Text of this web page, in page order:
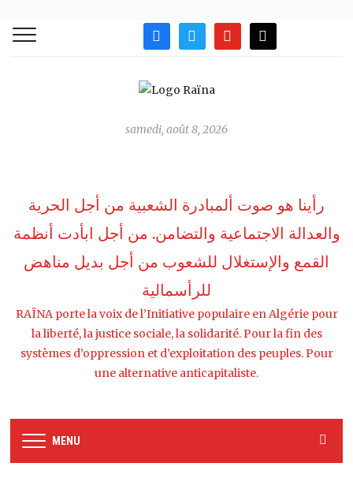
facebooktwitter youtube mail
samedi, août 8, 2026
رأينا هو صوت ألمبادرة الشعبية من أجل الحرية
والعدالة الاجتماعية والتضامن. من أجل ابأدت أنظمة
القمع واﻹستغلال للشعوب من أجل بديل مناهض
للرأسمالية
RAÏNA porte la voix de l’Initiative populaire en Algérie pour
la liberté, la justice sociale, la solidarité. Pour la fin des
systèmes d’oppression et d’exploitation des peuples. Pour
une alternative anticapitaliste.
MENU